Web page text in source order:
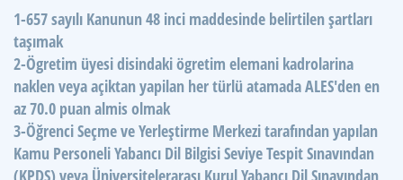
İngilizce Gramer
1-657 sayılı Kanunun 48 inci maddesinde belirtilen şartları
taşımak
2-Ögretim üyesi disindaki ögretim elemani kadrolarina
naklen veya açiktan yapilan her türlü atamada ALES'den en
az 70.0 puan almis olmak
3-Öğrenci Seçme ve Yerleştirme Merkezi tarafından yapılan
Kamu Personeli Yabancı Dil Bilgisi Seviye Tespit Sınavından
(KPDS) veya Üniversitelerarası Kurul Yabancı Dil Sınavından